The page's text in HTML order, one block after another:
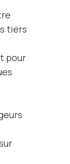
tiers
pour